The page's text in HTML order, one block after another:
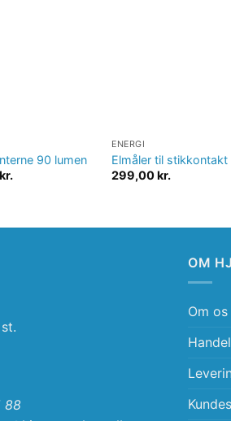
90 lumen
kr.Current
ENERGI
Elmåler til stikkontakt
299,00 kr.
88
OM
Om os